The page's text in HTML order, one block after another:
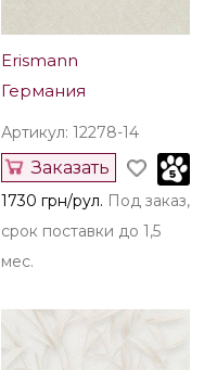
Erismann
Германия
Артикул: 12278-14
Заказать
1730 грн/рул. Под заказ,
срок поставки до 1,5
мес.